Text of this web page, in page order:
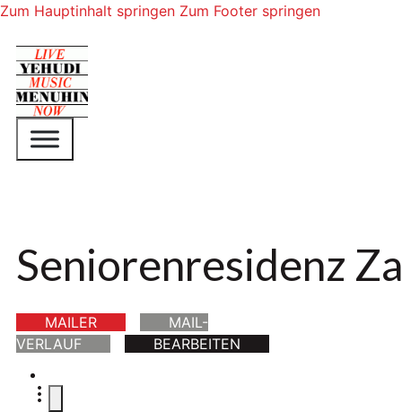
Zum Hauptinhalt springen Zum Footer springen
Seniorenresidenz
MAILER
MAIL-
VERLAUF
BEARBEITEN